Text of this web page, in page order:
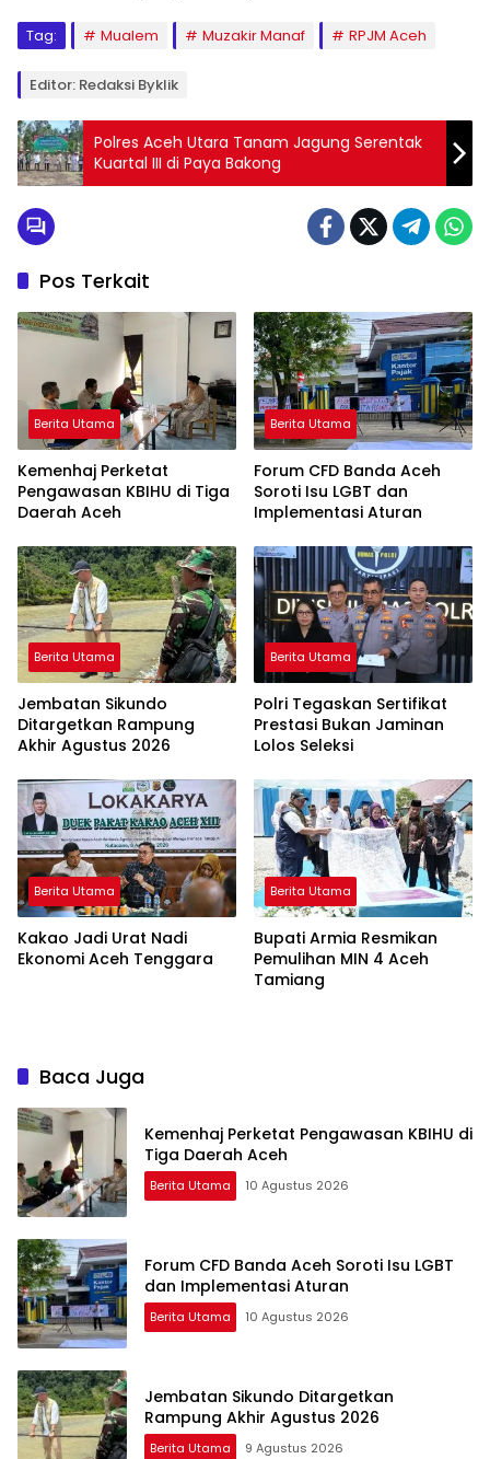
Tag: Mualem Muzakir Manaf RPJM Aceh
Editor: Redaksi Byklik
Polres Aceh Utara Tanam Jagung Serentak
Kuartal III di Paya Bakong
Pos Terkait
Berita Utama
Kemenhaj Perketat
Pengawasan KBIHU di Tiga
Daerah Aceh
Berita Utama
Forum CFD Banda Aceh
Soroti Isu LGBT dan
Implementasi Aturan
Berita Utama
Jembatan Sikundo
Ditargetkan Rampung
Akhir Agustus 2026
Berita Utama
Polri Tegaskan Sertifikat
Prestasi Bukan Jaminan
Lolos Seleksi
Berita Utama
Kakao Jadi Urat Nadi
Ekonomi Aceh Tenggara
Berita Utama
Bupati Armia Resmikan
Pemulihan MIN 4 Aceh
Tamiang
Baca Juga
Kemenhaj Perketat Pengawasan KBIHU di
Tiga Daerah Aceh
Berita Utama 10 Agustus 2026
Forum CFD Banda Aceh Soroti Isu LGBT
dan Implementasi Aturan
Berita Utama 10 Agustus 2026
Jembatan Sikundo Ditargetkan
Rampung Akhir Agustus 2026
Berita Utama 9 Agustus 2026